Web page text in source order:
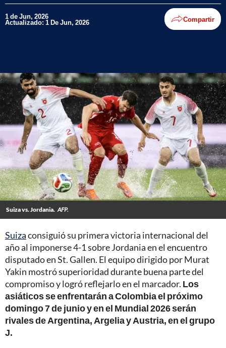
1 de Jun, 2026
Actualizado: 1 De Jun, 2026 Compartir
Suiza vs. Jordania. AFP.
Suizaconsiguió su primera victoria internacional del
año al imponerse 4-1 sobre Jordania en el encuentro
disputado en St. Gallen. El equipo dirigido por Murat
Yakin mostró superioridad durante buena parte del
compromiso y logró reflejarlo en el marcador. Los
asiáticos se enfrentarán a Colombia el próximo
domingo 7 de junio y en el Mundial 2026 serán
rivales de Argentina, Argelia y Austria, en el grupo
J.